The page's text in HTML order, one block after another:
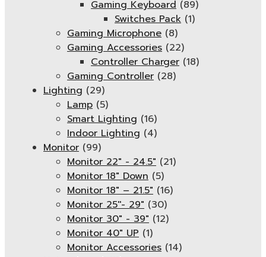
Gaming Keyboard (89)
Switches Pack (1)
Gaming Microphone (8)
Gaming Accessories (22)
Controller Charger (18)
Gaming Controller (28)
Lighting (29)
Lamp (5)
Smart Lighting (16)
Indoor Lighting (4)
Monitor (99)
Monitor 22" - 24.5" (21)
Monitor 18" Down (5)
Monitor 18″ – 21.5″ (16)
Monitor 25''- 29" (30)
Monitor 30" - 39" (12)
Monitor 40" UP (1)
Monitor Accessories (14)